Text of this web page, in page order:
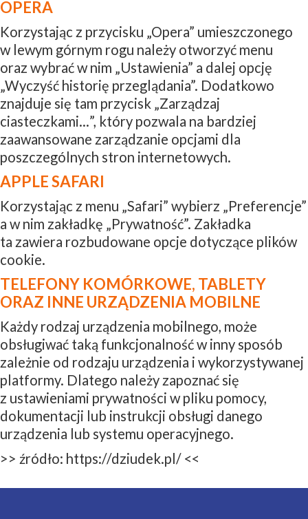
OPERA
Korzystając z przycisku „Opera” umieszczonego
w lewym górnym rogu należy otworzyć menu
oraz wybrać w nim „Ustawienia” a dalej opcję
„Wyczyść historię przeglądania”. Dodatkowo
znajduje się tam przycisk „Zarządzaj
ciasteczkami…”, który pozwala na bardziej
zaawansowane zarządzanie opcjami dla
poszczególnych stron internetowych.
APPLE SAFARI
Korzystając z menu „Safari” wybierz „Preferencje”
a w nim zakładkę „Prywatność”. Zakładka
ta zawiera rozbudowane opcje dotyczące plików
cookie.
TELEFONY KOMÓRKOWE, TABLETY
ORAZ INNE URZĄDZENIA MOBILNE
Każdy rodzaj urządzenia mobilnego, może
obsługiwać taką funkcjonalność w inny sposób
zależnie od rodzaju urządzenia i wykorzystywanej
platformy. Dlatego należy zapoznać się
z ustawieniami prywatności w pliku pomocy,
dokumentacji lub instrukcji obsługi danego
urządzenia lub systemu operacyjnego.
>> źródło: https://dziudek.pl/ <<